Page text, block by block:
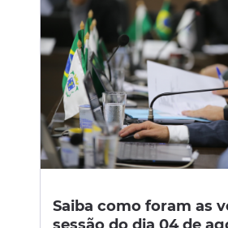
Saiba como foram as